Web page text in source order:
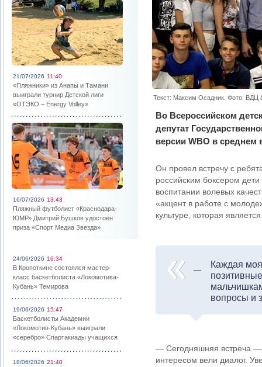
21/07/2026 11:40
«Пляжники» из Анапы и Тамани
выиграли турнир Детской лиги
«ОТЭКО – Energy Volley»
16/07/2026 13:43
Пляжный футболист «Краснодара-
ЮМР» Дмитрий Бушков удостоен
приза «Спорт Медиа Звезда»
24/06/2026 16:34
В Кропоткине состоялся мастер-
класс баскетболиста «Локомотива-
Кубань» Темирова
19/06/2026 15:47
Баскетболисты Академии
«Локомотив-Кубань» выиграли
«серебро» Спартакиады учащихся
18/06/2026 21:40
Текст: Максим Осадник. Фото: ВДЦ
Во Всероссийском
депутат
версии WBO в среднем
Он провел встречу с
российским боксером
воспитании волевых
«акцент в работе с
культуре, которая
Каждая
вопросы и
— Сегодняшняя встреча —
интересом вели диалог.